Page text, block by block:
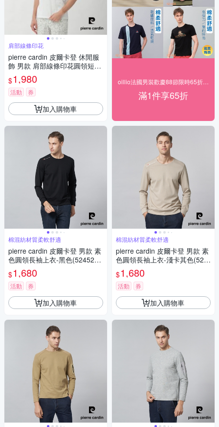
肩部線條印花
pierre cardin 皮爾卡登 休閒服
飾 男款 肩部線條印花圓領短袖
T恤-白色(5267280-90)
$1,980
活動 券
加入購物車
棉混紡材質柔軟舒適
pierre cardin 皮爾卡登 男款 素
色圓領長袖上衣-黑色(5245260
-99)
$1,680
活動 券
加入購物車
滿1件享65折
棉混紡材質柔軟舒適
pierre cardin 皮爾卡登 男款 素
色圓領長袖上衣-淺卡其色(524
5260-82)
$1,680
活動 券
加入購物車